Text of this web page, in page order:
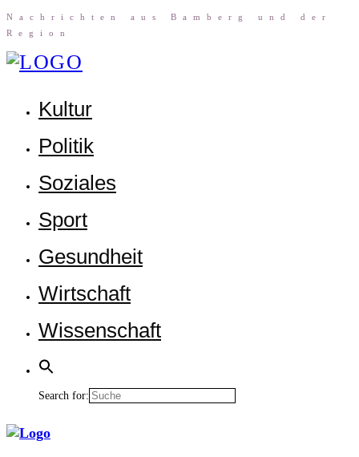
Nach­rich­ten aus Bam­berg und der
Region
Kul­tur
Poli­tik
Sozia­les
Sport
Gesund­heit
Wirt­schaft
Wis­sen­schaft
Search for: